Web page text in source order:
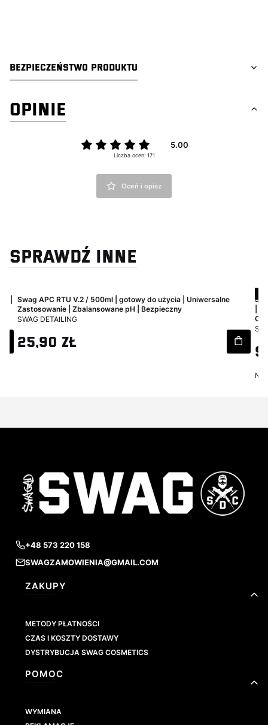
BEZPIECZEŃSTWO PRODUKTU
OPINIE
5.00
Liczba ocen: 171
Oceń i opisz
SPRAWDŹ INNE
Swag APC RTU V.2 / 500ml | gotowy do użycia | Uniwersalne
Zastosowanie | Zbalansowane pH | Bezpieczny
PRODUCENT
SWAG DETAILING
Cena
25,90 zł
+48 573 220 158
SWAGZAMOWIENIA@GMAIL.COM
Linki w stopce
ZAKUPY
METODY PŁATNOŚCI
CZAS I KOSZTY DOSTAWY
DYSTRYBUCJA SWAG COSMETICS
POMOC
WYMIANA